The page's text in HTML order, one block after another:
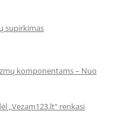
supirkimas
komponentams – Nuo
„Vezam123.lt“ renkasi